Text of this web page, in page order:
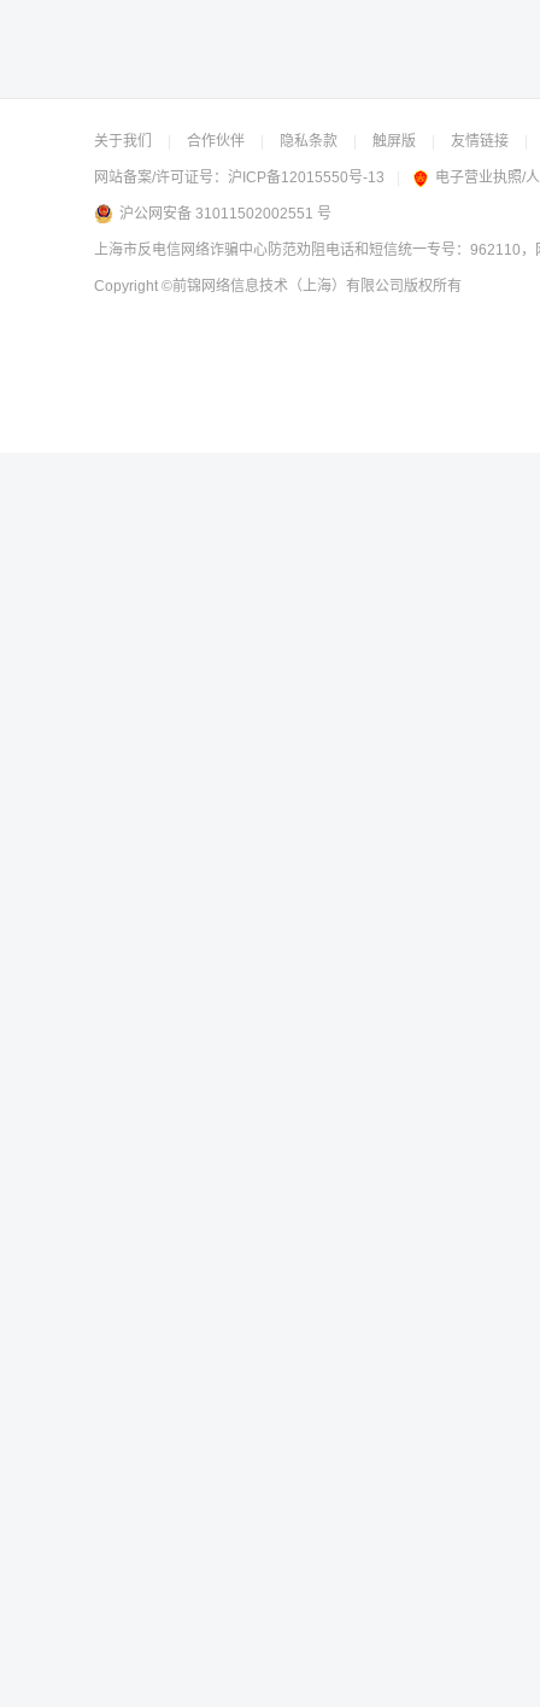
关于我们 合作伙伴 隐私条款 触屏版 友情链接
网站备案/许可证号： 沪ICP备12015550号-13 电子营业执照/
沪公网安备 31011502002551 号
上海市反电信网络诈骗中心防范劝阻电话和短信统一专号：962110
Copyright ©前锦网络信息技术（上海）有限公司 版权所有